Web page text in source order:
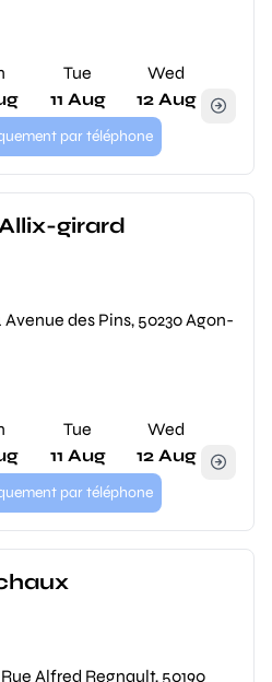
Tue
11 Aug
Wed
12 Aug
par téléphone
girard
des Pins, 50230 Agon-
Tue
11 Aug
Wed
12 Aug
par téléphone
Alfred Regnault, 50190